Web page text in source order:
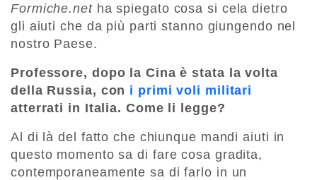
Formiche.netha spiegato cosa si cela dietro
gli aiuti che da più parti stanno giungendo nel
nostro Paese.
Professore, dopo la Cina è stata la volta
della Russia, con i primi voli militari
atterrati in Italia. Come li legge?
Al di là del fatto che chiunque mandi aiuti in
questo momento sa di fare cosa gradita,
contemporaneamente sa di farlo in un